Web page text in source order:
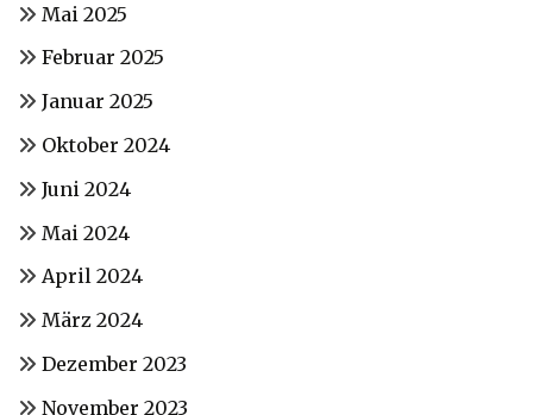
Mai 2025
Februar 2025
Januar 2025
Oktober 2024
Juni 2024
Mai 2024
April 2024
März 2024
Dezember 2023
November 2023